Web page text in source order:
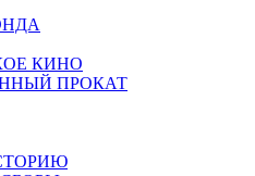
КИНО
ПРОКАТ